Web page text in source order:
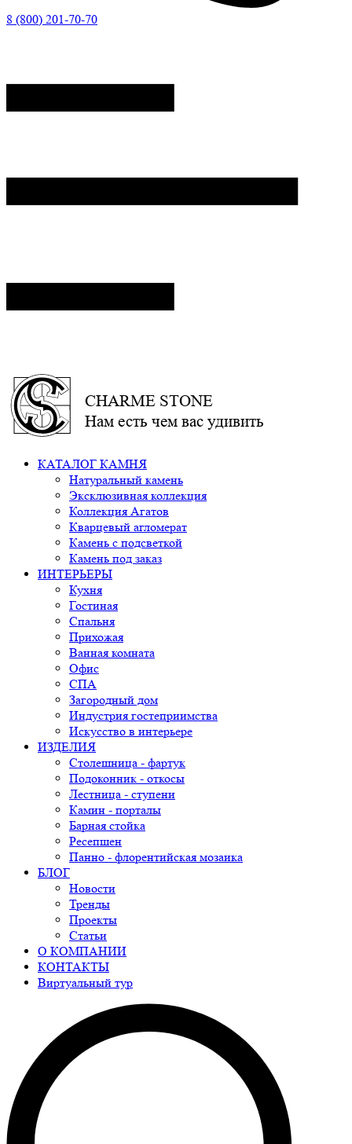
8 (800) 201-70-70
CHARME STONE
Нам есть чем вас удивить
КАТАЛОГ КАМНЯ
Натуральный камень
Эксклюзивная коллекция
Коллекция Агатов
Кварцевый агломерат
Камень с подсветкой
Камень под заказ
ИНТЕРЬЕРЫ
Кухня
Гостиная
Спальня
Прихожая
Ванная комната
Офис
СПА
Загородный дом
Индустрия гостеприимства
Искусство в интерьере
ИЗДЕЛИЯ
Столешница - фартук
Подоконник - откосы
Лестница - ступени
Камин - порталы
Барная стойка
Ресепшен
Панно - флорентийская мозаика
БЛОГ
Новости
Тренды
Проекты
Статьи
О КОМПАНИИ
КОНТАКТЫ
Виртуальный тур